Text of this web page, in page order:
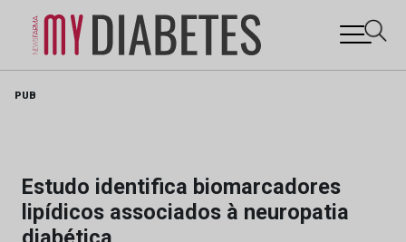
PUB
Estudo identifica biomarcadores
lipídicos associados à neuropatia